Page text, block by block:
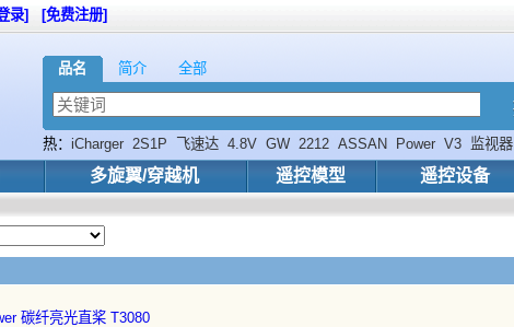
品名 简介 全部
热： iCharger 2S1P 飞速达 4.8V GW 2212 ASSAN Power V3 监视器
SKY
多旋翼/穿越机 遥控模型 遥控设备
录] [免费注册]
碳纤亮光直桨 T3080